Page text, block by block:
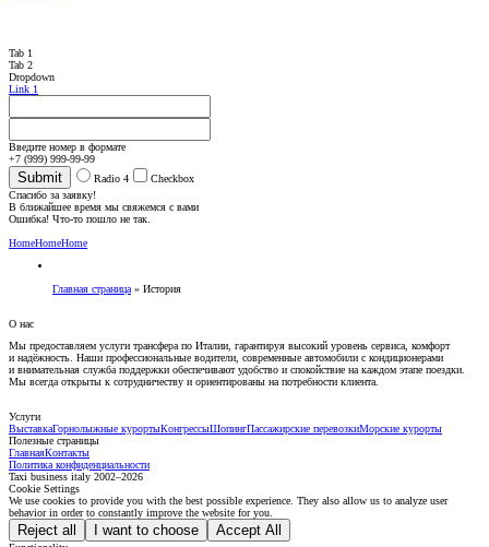
Tab 1
Tab 2
Dropdown
Link 1
Введите номер в формате
+7 (999) 999-99-99
Radio 4
Checkbox
Спасибо за заявку!
В ближайшее время мы свяжемся с вами
Ошибка! Что-то пошло не так.
HomeHomeHome
Главная страница » История
О нас
Мы предоставляем услуги трансфера по Италии, гарантируя высокий уровень сервиса, комфорт
и надёжность. Наши профессиональные водители, современные автомобили с кондиционерами
и внимательная служба поддержки обеспечивают удобство и спокойствие на каждом этапе поездки.
Мы всегда открыты к сотрудничеству и ориентированы на потребности клиента.
Услуги
ВыставкаГорнолыжные курортыКонгрессыШопингПассажирские перевозкиМорские курорты
Полезные страницы
ГлавнаяКонтакты
Политика конфиденциальности
Taxi business italy 2002–2026
Cookie Settings
We use cookies to provide you with the best possible experience. They also allow us to analyze user
behavior in order to constantly improve the website for you.
Reject all I want to choose Accept All